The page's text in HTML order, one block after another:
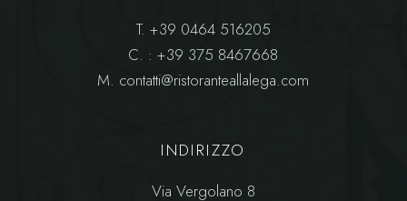
T. +39 0464 516205
C. : +39 375 8467668
M. contatti@ristoranteallalega.com
INDIRIZZO
Via Vergolano 8